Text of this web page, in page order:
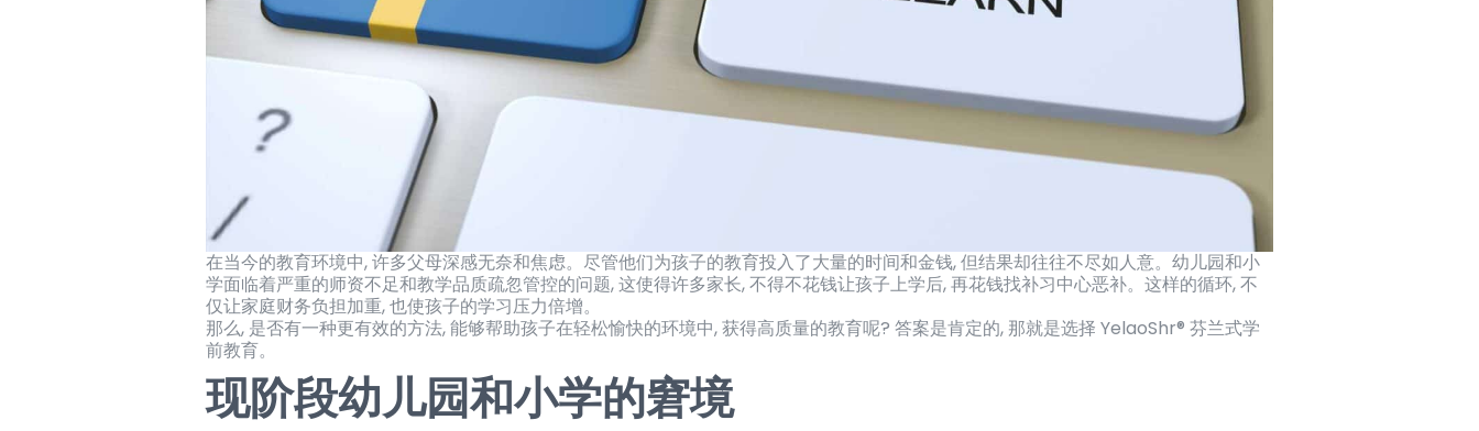
在当今的教育环境中, 许多父母深感无奈和焦虑。尽管他们为孩子的教育投入了大量的时间和金钱, 但结果却往往不尽如人意。幼儿园和小
学面临着严重的师资不足和教学品质疏忽管控的问题, 这使得许多家长, 不得不花钱让孩子上学后, 再花钱找补习中心恶补。这样的循环, 不
仅让家庭财务负担加重, 也使孩子的学习压力倍增。
那么, 是否有一种更有效的方法, 能够帮助孩子在轻松愉快的环境中, 获得高质量的教育呢? 答案是肯定的, 那就是选择 YelaoShr® 芬兰式学
前教育。
现阶段幼儿园和小学的窘境